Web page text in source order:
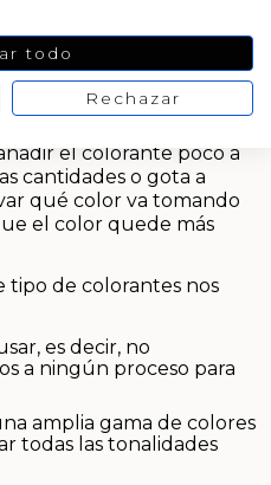
concentrados cunden
una pequeña cantidad
preparado. Además
intensidades de
el colorante poco a
cantidades o gota a
qué color va tomando
el color quede más
tipo de colorantes nos
es decir, no
a ningún proceso para
amplia gama de colores
todas las tonalidades
todo
Rechazar